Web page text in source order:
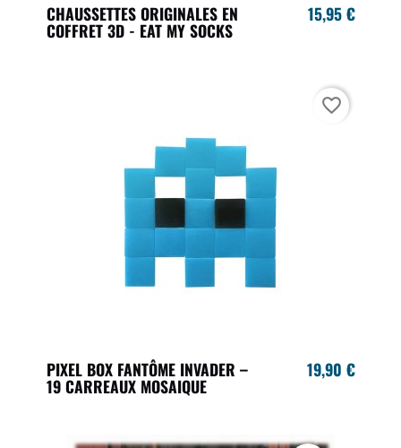
CHAUSSETTES ORIGINALES EN
COFFRET 3D - EAT MY SOCKS
15,95 €
PIXEL BOX FANTÔME INVADER –
19 CARREAUX MOSAIQUE
19,90 €
favorite_border